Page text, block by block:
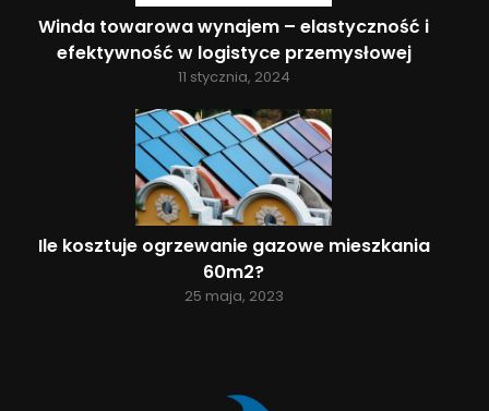
Winda towarowa wynajem – elastyczność i
efektywność w logistyce przemysłowej
11 stycznia, 2024
Ile kosztuje ogrzewanie gazowe mieszkania
60m2?
25 maja, 2023